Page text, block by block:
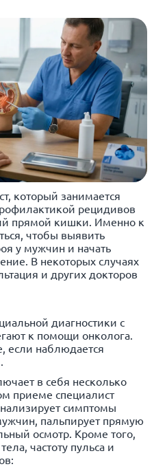
который занимается
рецидивов
прямой кишки. Именно к
чтобы выявить
у мужчин и начать
В некоторых случаях
и других докторов
диагностики с
к помощи онколога.
если наблюдается
в себя несколько
приеме специалист
симптомы
пальпирует прямую
осмотр. Кроме того,
частоту пульса и